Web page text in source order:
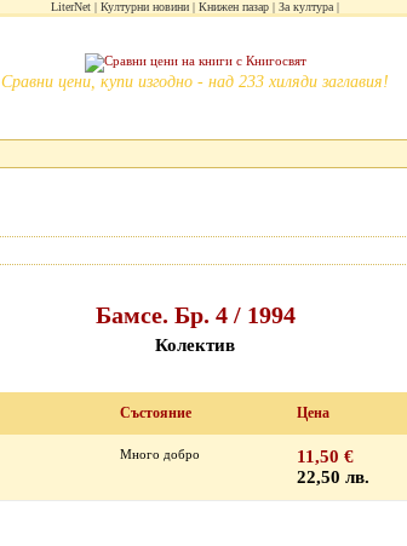
LiterNet Културни новини Книжен пазар За култура
Сравни цени, купи изгодно - над 233 хиляди заглавия!
Бамсе. Бр. 4 / 1994
Колектив
Състояние Цена
Много добро
11,50 €
22,50 лв.